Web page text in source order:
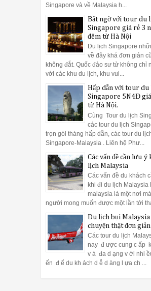
Singapore và về Malaysia h...
Bất ngờ với tour du
Singapore giá rẻ 3
đêm từ Hà Nội
Du lịch Singapore
về đây khá đơn giản
không đắt. Quốc đảo sư tử không chỉ
với các khu du lịch, khu vui...
Hấp dẫn với tour du
Singapore 5N4Đ
từ Hà Nội.
Cùng Tour du lịch
các tour du lịch
trọn gói tháng hấp dẫn, các tour du
Singapore-Malaysia . Liên hệ Phư...
Các vấn đề cần lưu ý
lịch Malaysia
Các vấn đề du khách
khi đi du lịch Malaysia
malaysia là một nơi
người mong muốn được một lần tới
Du lịch bụi Malaysia
chuyện thật đơn giản
Các tour du lịch
nay đ ược cung c ấp
v à đa d ạng v ới nhi
ến đ ể du kh ách d ễ d àng l ựa ch ...